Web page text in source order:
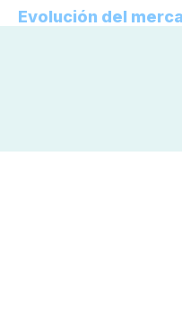
Evolución del